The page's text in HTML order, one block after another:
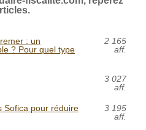
: un
? Pour quel type
2 165
aff.
3 027
aff.
Sofica pour réduire
3 195
aff.